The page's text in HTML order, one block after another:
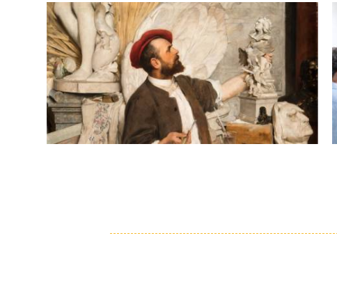
Elveszettnek hitt és újonnan
azonosított Strobl-alkotások
először a nagyközönség előtt -
A halhatatlanság forrása
címmel nyílik nagyszabású
tárlat a Strobl-emlékév
keretében a Magyar
Képzőművészeti Egyetemen